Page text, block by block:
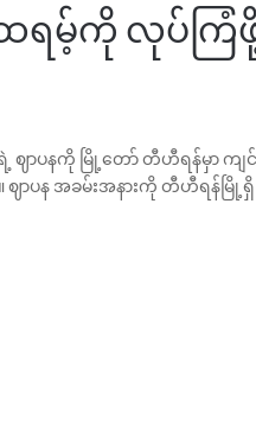
ထရမ့်ကို လုပ်ကြံ
ာပနကို မြို့တော် တီဟီရန်မှာ ကျင်
ပန အခမ်းအနားကို တီဟီရန်မြို့ရှိ